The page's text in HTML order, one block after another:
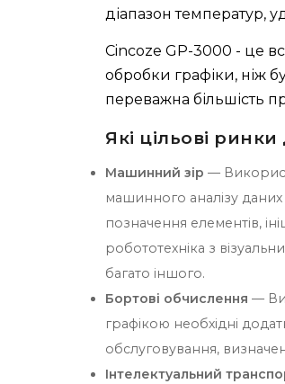
діапазон температур,
Cincoze GP-3000 - це
обробки графіки, ніж
переважна більшість
Які цільові
Машинний зір —
машинного аналізу
позначення елементів,
робототехніка з
багато іншого.
Бортові обчислення —
графікою необхідні
обслуговування,
Інтелектуальний